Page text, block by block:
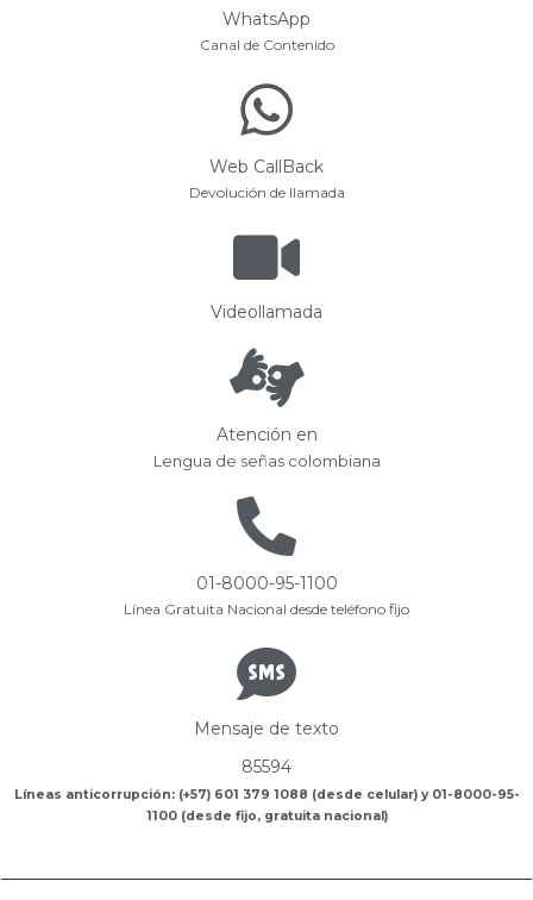
WhatsApp
Canal de Contenido
Web CallBack
Devolución de llamada
Videollamada
Atención en
Lengua de señas colombiana
01-8000-95-1100
Línea Gratuita Nacional desde teléfono fijo
Mensaje de texto
85594
Líneas anticorrupción: (+57) 601 379 1088 (desde celular) y 01-8000-95-
1100 (desde fijo, gratuita nacional)